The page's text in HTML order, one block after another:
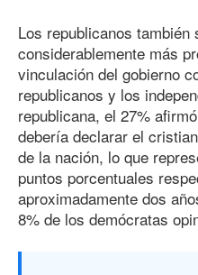
Los republicanos también
considerablemente más
vinculación del gobierno
republicanos y los
republicana, el 27%
debería declarar el
de la nación, lo que
puntos porcentuales
aproximadamente dos
8% de los demócratas